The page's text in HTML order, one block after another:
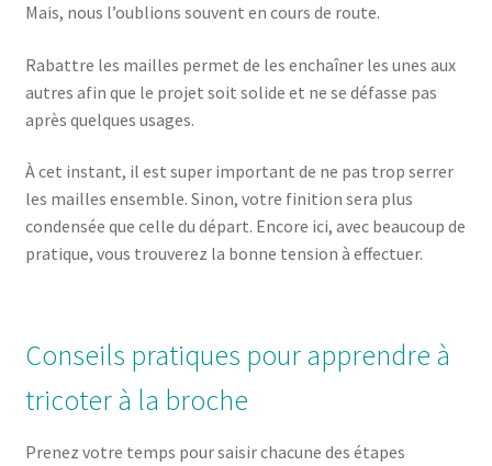
Mais, nous l’oublions souvent en cours de route.
Rabattre les mailles permet de les enchaîner les unes aux
autres afin que le projet soit solide et ne se défasse pas
après quelques usages.
À cet instant, il est super important de ne pas trop serrer
les mailles ensemble. Sinon, votre finition sera plus
condensée que celle du départ. Encore ici, avec beaucoup de
pratique, vous trouverez la bonne tension à effectuer.
Conseils pratiques pour apprendre à
tricoter à la broche
Prenez votre temps pour saisir chacune des étapes